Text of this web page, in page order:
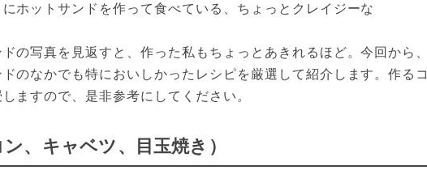
ホットサンドを作って食べている、ちょっとクレイジーな
の写真を見返すと、作った私もちょっとあきれるほど。今回から、
のなかでも特においしかったレシピを厳選して紹介します。作るコ
ますので、是非参考にしてください。
、キャベツ、目玉焼き）